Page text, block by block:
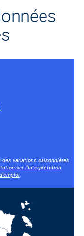
variations saisonnières
sur l’interprétation
.